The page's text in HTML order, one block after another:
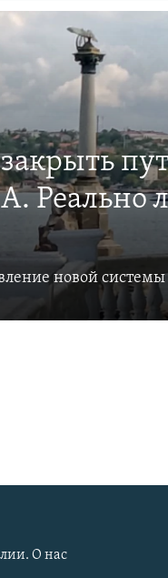
Реально
новой системы
О нас